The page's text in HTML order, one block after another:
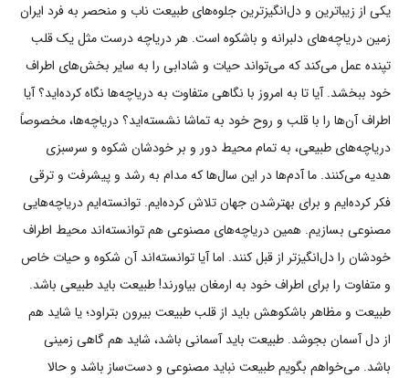
یکی از زیباترین و دل‌انگیزترین جلوه‌های طبیعت ناب و منحصر به فرد ایران
زمین دریاچه‌های دلبرانه و باشکوه است. هر دریاچه درست مثل یک قلب
تپنده عمل می‌کند که می‌تواند حیات و شادابی را به سایر بخش‌های اطراف
خود ببخشد. آیا تا به امروز با نگاهی متفاوت به دریاچه‌ها نگاه کرده‌اید؟ آیا
اطراف آن‌ها را با قلب و روح خود به تماشا نشسته‌اید؟ دریاچه‌ها، مخصوصاً
دریاچه‌های طبیعی، به تمام محیط دور و بر خودشان شکوه و سرسبزی
هدیه می‌کنند. ما آدم‌ها در این سال‌ها که مدام به رشد و پیشرفت و ترقی
فکر کرده‌ایم و برای بهترشدن جهان تلاش کرده‌ایم. توانسته‌ایم دریاچه‌هایی
مصنوعی بسازیم. همین دریاچه‌های مصنوعی هم توانسته‌اند محیط اطراف
خودشان را دل‌انگیزتر از قبل کنند. اما آیا توانسته‌اند آن شکوه و حیات خاص
و متفاوت را برای اطراف خود به ارمغان بیاورند! طبیعت باید طبیعی باشد.
طبیعت و مظاهر باشکوهش باید از قلب طبیعت بیرون بتراود؛ یا شاید هم
از دل آسمان بجوشد. طبیعت باید آسمانی باشد، شاید هم گاهی زمینی
باشد. می‌خواهم بگویم طبیعت نباید مصنوعی و دست‌ساز باشد و حالا